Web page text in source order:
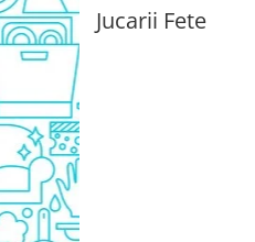
Balsam De Rufe
Detergenti Curatenie Casa
Sano Detergent Pardoseli
Asevi Pardoseli
Produse Pentru Baie
Produse Pentru Bucatarie
Detergenti Curatenie Casa
Jucarii Fete